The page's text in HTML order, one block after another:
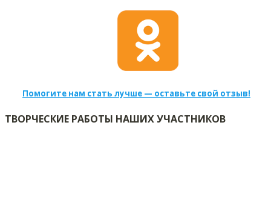
Помогите нам стать лучше — оставьте свой отзыв!
ТВОРЧЕСКИЕ РАБОТЫ НАШИХ УЧАСТНИКОВ